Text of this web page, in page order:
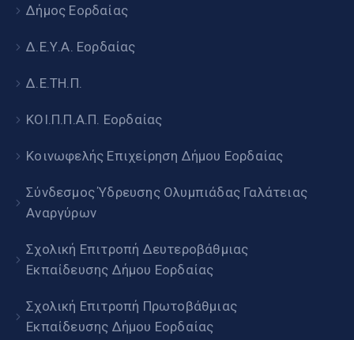
Δήμος Εορδαίας
Δ.Ε.Υ.Α. Εορδαίας
Δ.Ε.ΤΗ.Π.
ΚΟΙ.Π.Π.Α.Π. Εορδαίας
Κοινωφελής Επιχείρηση Δήμου Εορδαίας
Σύνδεσμος Ύδρευσης Ολυμπιάδας Γαλάτειας
Αναργύρων
Σχολική Επιτροπή Δευτεροβάθμιας
Εκπαίδευσης Δήμου Εορδαίας
Σχολική Επιτροπή Πρωτοβάθμιας
Εκπαίδευσης Δήμου Εορδαίας